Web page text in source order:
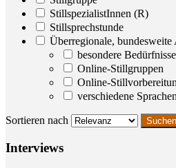
StillspezialistInnen (R)
Stillsprechstunde
Überregionale, bundesweite
besondere Bedürfnisse
Online-Stillgruppen
Online-
verschiedene Sprachen
Sortieren nach
Inter­views